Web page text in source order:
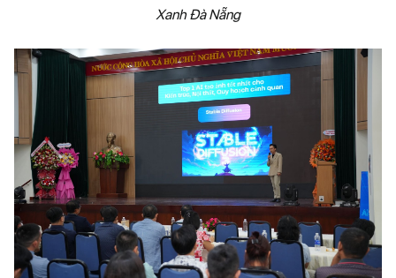
Xanh Đà Nẵng